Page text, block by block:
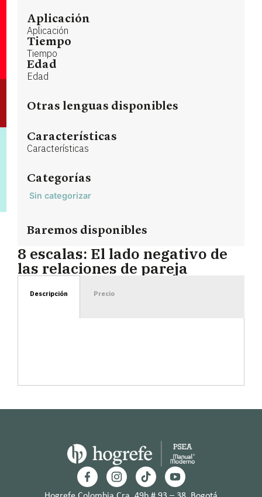
Aplicación
Aplicación
Tiempo
Tiempo
Edad
Edad
Otras lenguas disponibles
Características
Características
Categorías
Sin categorizar
Baremos disponibles
8 escalas: El lado negativo de
las relaciones de pareja
Descripción Precio